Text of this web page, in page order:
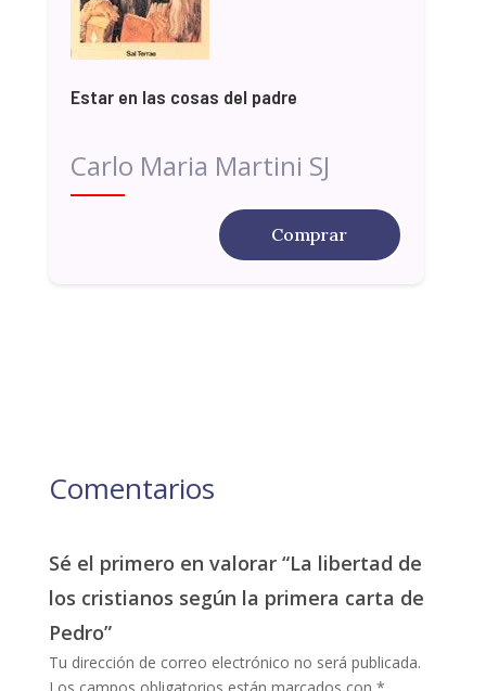
Estar en las cosas del padre
Carlo Maria Martini SJ
Comprar
Comentarios
Sé el primero en valorar “La libertad de
los cristianos según la primera carta de
Pedro”
Tu dirección de correo electrónico no será publicada.